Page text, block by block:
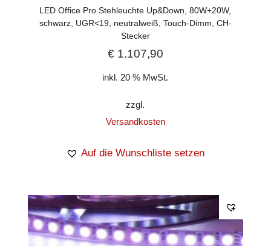
LED Office Pro Stehleuchte Up&Down, 80W+20W,
schwarz, UGR<19, neutralweiß, Touch-Dimm, CH-
Stecker
€1.107,90
inkl. 20 % MwSt.
zzgl.
Versandkosten
Auf die Wunschliste setzen